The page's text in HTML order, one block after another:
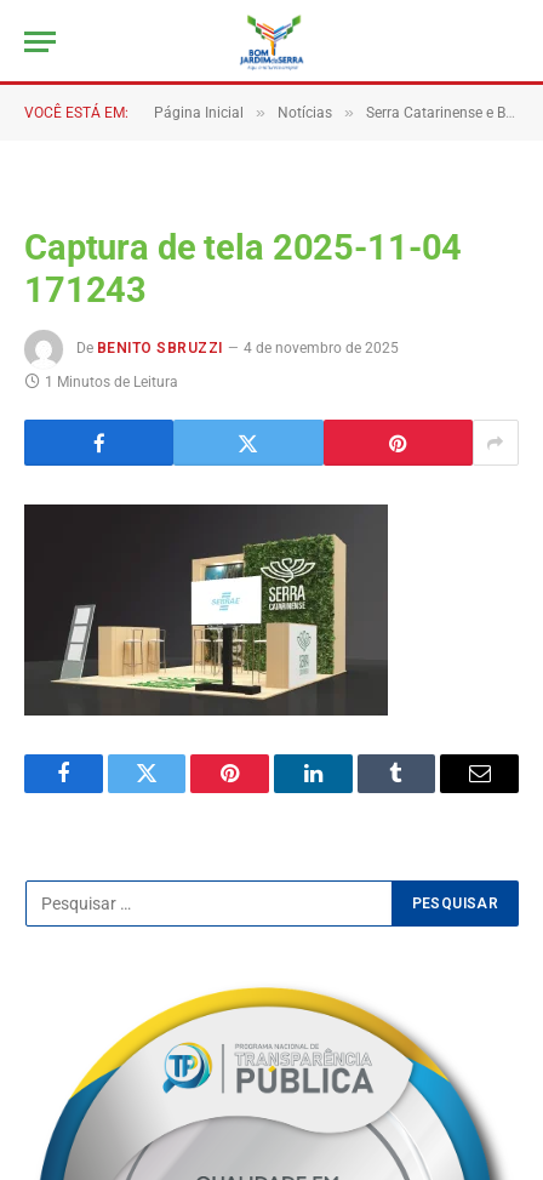
VOCÊ ESTÁ EM: Página Inicial » Notícias » Serra Catarinense e Bom Jardim da Serra marcam presença inédita na Festuris 2025, uma das maiores feiras de turismo do Brasil.
Captura de tela 2025-11-04
171243
De BENITO SBRUZZI
4 de novembro de 2025
1 Minutos de Leitura
FacebookTwitter Pinterest LinkedInTumblr
E-